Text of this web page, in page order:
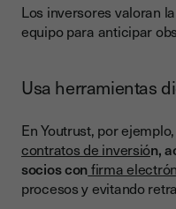
Los inversores valoran
equipo para anticipar
Usa herramientas
En Youtrust, por
contratos de inversión,
socios confirma
procesos y evitando